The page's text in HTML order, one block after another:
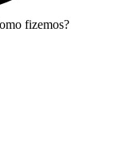
fizemos?